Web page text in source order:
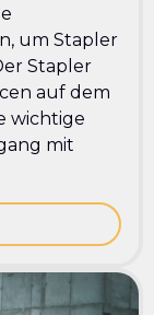
um Stapler
Stapler
auf dem
wichtige
mit